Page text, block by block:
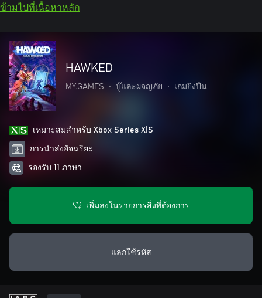
ข้ามไปที่เนื้อหาหลัก
HAWKED
MY.GAMES • บู๊และผจญภัย • เกมยิงปืน
เหมาะสมสําหรับ Xbox Series X|S
การนำส่งอัจฉริยะ
รองรับ 11 ภาษา
เพิ่มลงในรายการสิ่งที่ต้องการ
แลกใช้รหัส